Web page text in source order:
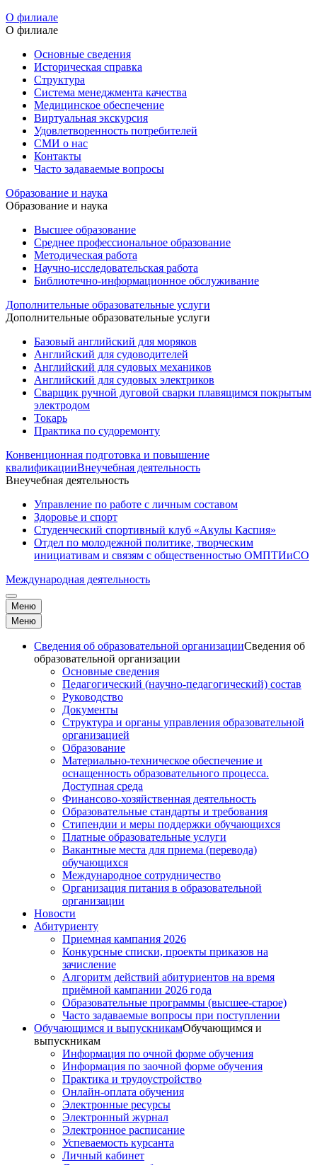
О филиале
О филиале
Основные сведения
Историческая справка
Структура
Система менеджмента качества
Медицинское обеспечение
Виртуальная экскурсия
Удовлетворенность потребителей
СМИ о нас
Контакты
Часто задаваемые вопросы
Образование и наука
Образование и наука
Высшее образование
Среднее профессиональное образование
Методическая работа
Научно-исследовательская работа
Библиотечно-информационное обслуживание
Дополнительные образовательные услуги
Дополнительные образовательные услуги
Базовый английский для моряков
Английский для судоводителей
Английский для судовых механиков
Английский для судовых электриков
Cварщик ручной дуговой сварки плавящимся покрытым
электродом
Токарь
Практика по судоремонту
Конвенционная подготовка и повышение
квалификацииВнеучебная деятельность
Внеучебная деятельность
Управление по работе с личным составом
Здоровье и спорт
Студенческий спортивный клуб «Акулы Каспия»
Отдел по молодежной политике, творческим
инициативам и связям с общественностью ОМПТИиСО
Международная деятельность
Меню
Меню
Сведения об образовательной организацииСведения об
образовательной организации
Основные сведения
Педагогический (научно-педагогический) состав
Руководство
Документы
Структура и органы управления образовательной
организацией
Образование
Материально-техническое обеспечение и
оснащенность образовательного процесса.
Доступная среда
Финансово-хозяйственная деятельность
Образовательные стандарты и требования
Стипендии и меры поддержки обучающихся
Платные образовательные услуги
Вакантные места для приема (перевода)
обучающихся
Международное сотрудничество
Организация питания в образовательной
организации
Новости
Абитуриенту
Приемная кампания 2026
Конкурсные списки, проекты приказов на
зачисление
Алгоритм действий абитуриентов на время
приёмной кампании 2026 года
Образовательные программы (высшее-старое)
Часто задаваемые вопросы при поступлении
Обучающимся и выпускникамОбучающимся и
выпускникам
Информация по очной форме обучения
Информация по заочной форме обучения
Практика и трудоустройство
Онлайн-оплата обучения
Электронные ресурсы
Электронный журнал
Электронное расписание
Успеваемость курсанта
Личный кабинет